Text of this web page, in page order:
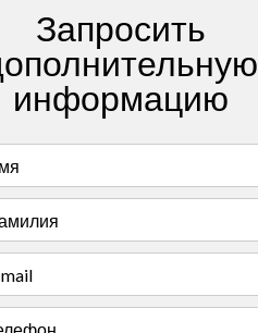
Запросить
информацию